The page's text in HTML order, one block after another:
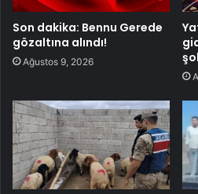
Son dakika: Bennu Gerede
gözaltına alındı!
Ağustos 9, 2026